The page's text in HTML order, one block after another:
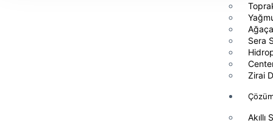
Sera
Zirai
Akıllı